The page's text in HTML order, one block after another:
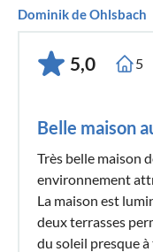
Dominik de Ohlsbach
5,0 5
Belle maison
Très belle maison
environnement
La maison est
deux terrasses
du soleil presque